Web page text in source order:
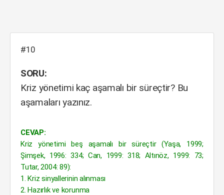
#10
SORU:
Kriz yönetimi kaç aşamalı bir süreçtir? Bu
aşamaları yazınız.
CEVAP:
Kriz yönetimi beş aşamalı bir süreçtir (Yaşa, 1999;
Şimşek, 1996: 334; Can, 1999: 318; Altınöz, 1999: 73;
Tutar, 2004: 89):
1. Kriz sinyallerinin alınması
2. Hazırlık ve korunma